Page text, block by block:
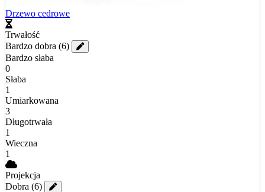
Drzewo cedrowe
Trwałość
Bardzo dobra (6)
Bardzo słaba
0
Słaba
1
Umiarkowana
3
Długotrwała
1
Wieczna
1
Projekcja
Dobra (6)